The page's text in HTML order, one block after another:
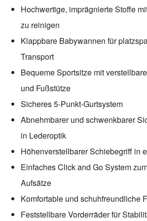
Hochwertige, imprägnierte Stoffe
zu reinigen
Klappbare Babywannen für
Transport
Bequeme Sportsitze mit
und Fußstütze
Sicheres 5-Punkt-Gurtsystem
Abnehmbarer und schwenkbarer
in Lederoptik
Höhenverstellbarer Schiebegriff in
Einfaches Click and Go System
Aufsätze
Komfortable und schuhfreundliche
Feststellbare Vorderräder für